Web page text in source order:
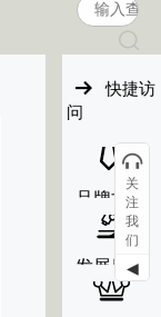
快捷访
问
品牌文化
发展历程
关
注
我
们
◀